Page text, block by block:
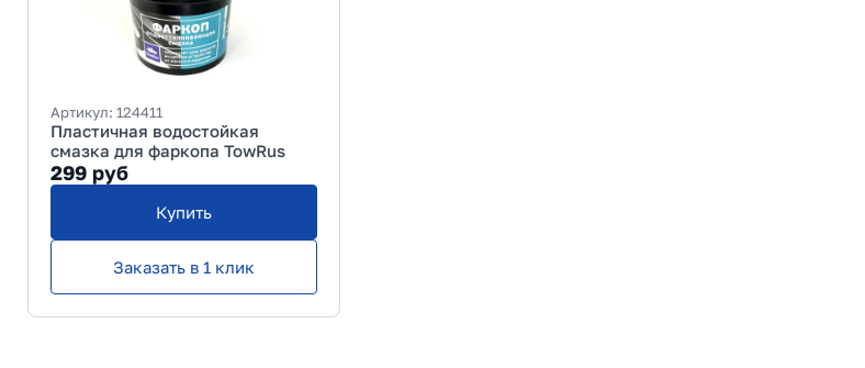
Артикул: 124411
Пластичная водостойкая
смазка для фаркопа TowRus
299 руб
Купить
Заказать в 1 клик